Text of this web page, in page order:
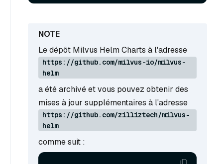
Le dépôt Milvus Helm Charts à l'adresse
https://github.com/milvus-io/milvus-
helm
a été archivé et vous pouvez obtenir des
mises à jour supplémentaires à l'adresse
https://github.com/zilliztech/milvus-
helm
comme suit :